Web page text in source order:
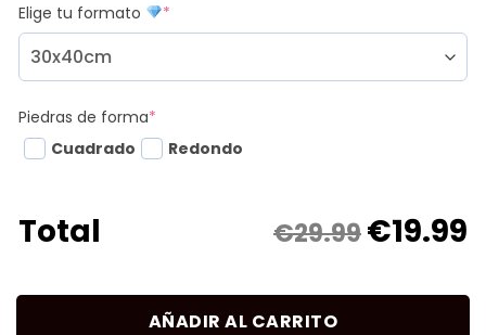
Elige tu formato *
Piedras de forma*
Cuadrado
Redondo
Total €29.99€19.99
AÑADIR AL CARRITO